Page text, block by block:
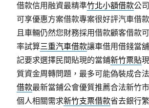
借款信用融資最精準竹北小額借款公
可享優惠方案借款專案很好評汽車借
且車輛仍然您財務採用借款顧客借款
率試算三重汽車借款讓車借用借錢當
記要求選擇民間貼現的當鋪新竹票貼
質資金周轉問題，最多可能偽裝成合
借款最新當鋪公會優質推薦合法新竹
個人相關需求新竹支票借款省去銀行